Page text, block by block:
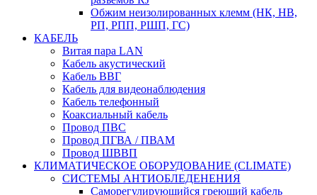
Обжим неизолированных клемм (НК, НВ,
РП, РПП, РШП, ГС)
КАБЕЛЬ
Витая пара LAN
Кабель акустический
Кабель ВВГ
Кабель для видеонаблюдения
Кабель телефонный
Коаксиальный кабель
Провод ПВС
Провод ПГВА / ПВАМ
Провод ШВВП
КЛИМАТИЧЕСКОЕ ОБОРУДОВАНИЕ (CLIMATE)
СИСТЕМЫ АНТИОБЛЕДЕНЕНИЯ
Саморегулирующийся греющий кабель